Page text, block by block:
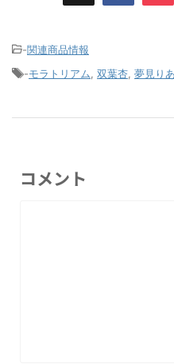
-関連商品情報
-モラトリアム 双葉杏 夢見り
コメント